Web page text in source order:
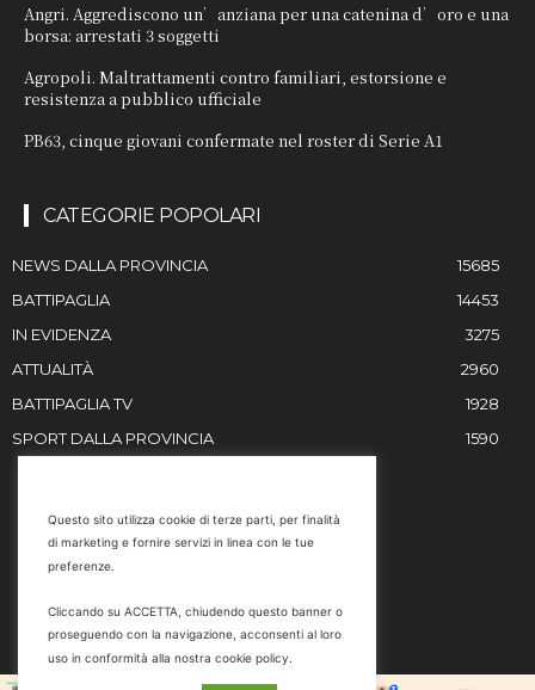
Angri. Aggrediscono un’anziana per una catenina d’oro e una
borsa: arrestati 3 soggetti
Agropoli. Maltrattamenti contro familiari, estorsione e
resistenza a pubblico ufficiale
PB63, cinque giovani confermate nel roster di Serie A1
CATEGORIE POPOLARI
NEWS DALLA PROVINCIA
15685
BATTIPAGLIA
14453
IN EVIDENZA
3275
ATTUALITÀ
2960
BATTIPAGLIA TV
1928
SPORT DALLA PROVINCIA
1590
Email
marketing@battipaglia1929.it
carminegaldi@virgilio.it
Questo sito utilizza cookie di terze parti, per finalità
di marketing e fornire servizi in linea con le tue
preferenze.
Cliccando su ACCETTA, chiudendo questo banner o
proseguendo con la navigazione, acconsenti al loro
uso in conformità alla nostra cookie policy.